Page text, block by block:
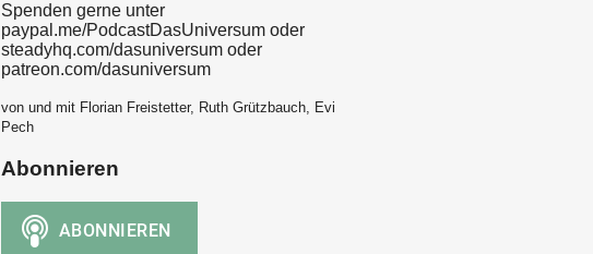
Spenden gerne unter
paypal.me/PodcastDasUniversum oder
steadyhq.com/dasuniversum oder
patreon.com/dasuniversum
von und mit Florian Freistetter, Ruth Grützbauch, Evi
Pech
Abonnieren